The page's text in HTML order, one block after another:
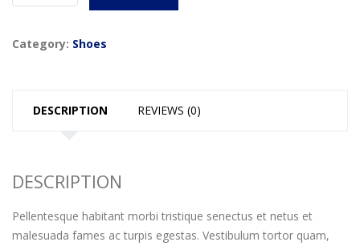
Category: Shoes
DESCRIPTION REVIEWS (0)
DESCRIPTION
Pellentesque habitant morbi tristique senectus et netus et
malesuada fames ac turpis egestas. Vestibulum tortor quam,